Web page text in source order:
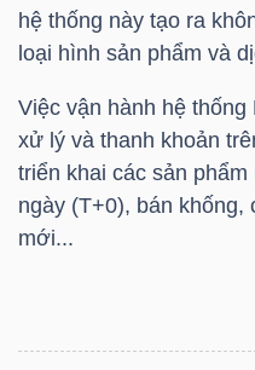
hệ thống này tạo ra
loại hình sản phẩm và
Việc vận hành hệ
xử lý và thanh khoản
triển khai các sản
ngày (T+0), bán khống,
mới...
YẾU
TIÊU
THIẾT